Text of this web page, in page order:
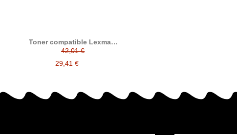
Toner compatible Lexmark
X860 X862 X864 X860H21G
42,01 €
29,41 €